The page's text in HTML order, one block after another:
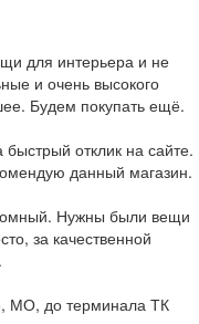
для интерьера и не
и очень высокого
Будем покупать ещё.
отклик на сайте.
данный магазин.
Нужны были вещи
за качественной
МО, до терминала ТК